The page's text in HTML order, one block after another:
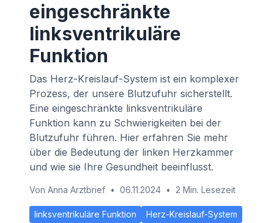
eingeschränkte
linksventrikuläre
Funktion
Das Herz-Kreislauf-System ist ein komplexer
Prozess, der unsere Blutzufuhr sicherstellt.
Eine eingeschränkte linksventrikuläre
Funktion kann zu Schwierigkeiten bei der
Blutzufuhr führen. Hier erfahren Sie mehr
über die Bedeutung der linken Herzkammer
und wie sie Ihre Gesundheit beeinflusst.
Von Anna Arztbrief • 06.11.2024 • 2 Min. Lesezeit
linksventrikuläre Funktion
Herz-Kreislauf-System